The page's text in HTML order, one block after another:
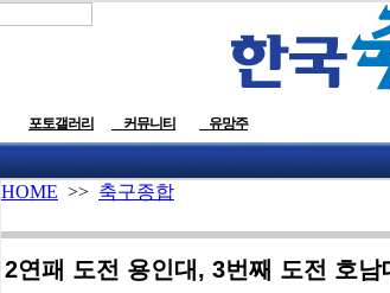
포토갤러리 커뮤니티 유망주
HOME >> 축구종합
2연패 도전 용인대, 3번째 도전 호